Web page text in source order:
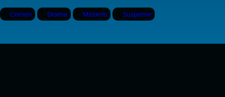
Crimen Drama Misterio Suspense